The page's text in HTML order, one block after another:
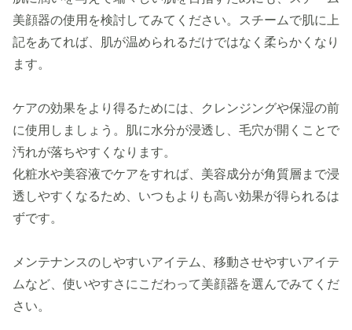
美顔器の使用を検討してみてください。スチームで肌に上
記をあてれば、肌が温められるだけではなく柔らかくなり
ます。
ケアの効果をより得るためには、クレンジングや保湿の前
に使用しましょう。肌に水分が浸透し、毛穴が開くことで
汚れが落ちやすくなります。
化粧水や美容液でケアをすれば、美容成分が角質層まで浸
透しやすくなるため、いつもよりも高い効果が得られるは
ずです。
メンテナンスのしやすいアイテム、移動させやすいアイテ
ムなど、使いやすさにこだわって美顔器を選んでみてくだ
さい。